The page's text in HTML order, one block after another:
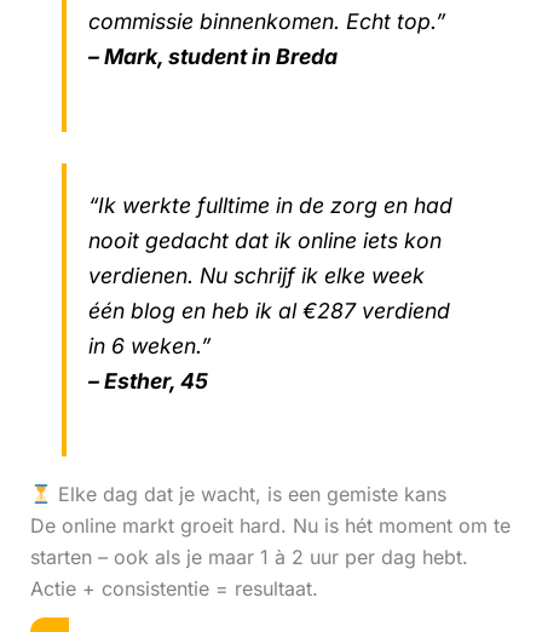
commissie binnenkomen. Echt top.”
– Mark, student in Breda
“Ik werkte fulltime in de zorg en had
nooit gedacht dat ik online iets kon
verdienen. Nu schrijf ik elke week
één blog en heb ik al €287 verdiend
in 6 weken.”
– Esther, 45
Elke dag dat je wacht, is een gemiste kans
De online markt groeit hard. Nu is hét moment om te
starten – ook als je maar 1 à 2 uur per dag hebt.
Actie + consistentie = resultaat.